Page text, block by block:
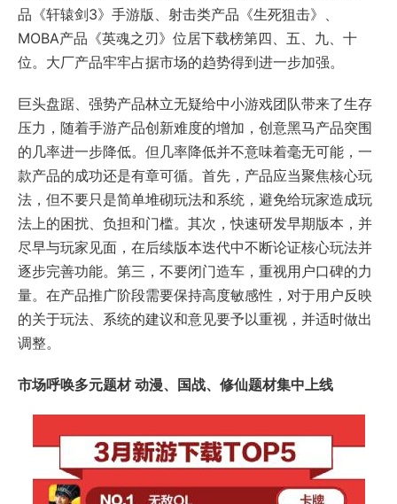
品《轩辕剑3》手游版、射击类产品《生死狙击》、
MOBA产品《英魂之刃》位居下载榜第四、五、九、十
位。大厂产品牢牢占据市场的趋势得到进一步加强。
巨头盘踞、强势产品林立无疑给中小游戏团队带来了生存
压力，随着手游产品创新难度的增加，创意黑马产品突围
的几率进一步降低。但几率降低并不意味着毫无可能，一
款产品的成功还是有章可循。首先，产品应当聚焦核心玩
法，但不要只是简单堆砌玩法和系统，避免给玩家造成玩
法上的困扰、负担和门槛。其次，快速研发早期版本，并
尽早与玩家见面，在后续版本迭代中不断论证核心玩法并
逐步完善功能。第三，不要闭门造车，重视用户口碑的力
量。在产品推广阶段需要保持高度敏感性，对于用户反映
的关于玩法、系统的建议和意见要予以重视，并适时做出
调整。
市场呼唤多元题材 动漫、国战、修仙题材集中上线